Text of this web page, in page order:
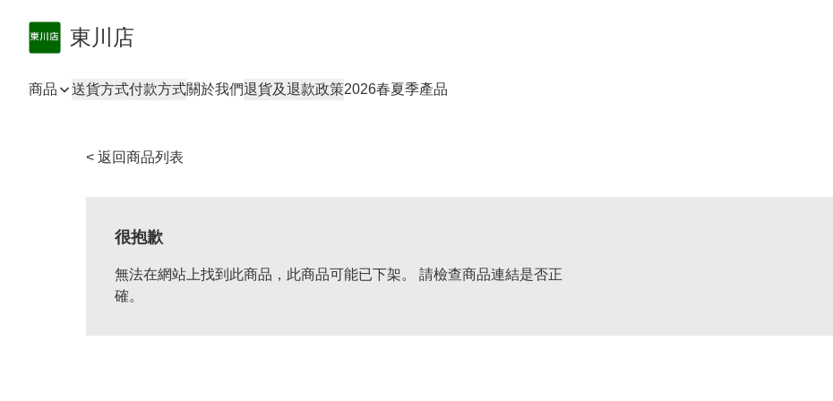
東川店
商品 送貨方式付款方式關於我們退貨及退款政策2026春夏季產品
< 返回商品列表
很抱歉
無法在網站上找到此商品，此商品可能已下架。 請檢查商品連結是否正
確。